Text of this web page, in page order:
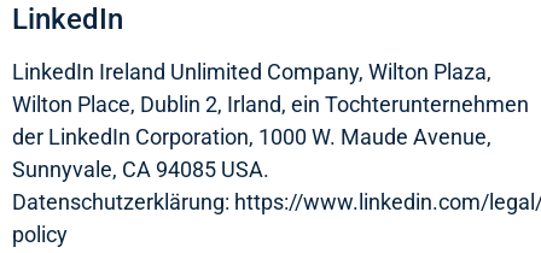
LinkedIn
LinkedIn Ireland Unlimited Company, Wilton Plaza,
Wilton Place, Dublin 2, Irland, ein Tochterunternehmen
der LinkedIn Corporation, 1000 W. Maude Avenue,
Sunnyvale, CA 94085 USA.
Datenschutzerklärung: https://www.linkedin.com/
policy